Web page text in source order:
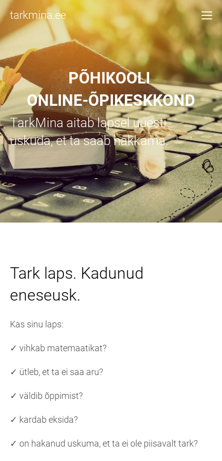
tarkmina.ee
PÕHIKOOLI
ONLINE-ÕPIKESKKOND
TarkMina aitab lapsel uuesti
uskuda, et ta saab hakkama.
Tark laps. Kadunud
eneseusk.
Kas sinu laps:
✓ vihkab matemaatikat?
✓ ütleb, et ta ei saa aru?
✓ väldib õppimist?
✓ kardab eksida?
✓ on hakanud uskuma, et ta ei ole piisavalt tark?